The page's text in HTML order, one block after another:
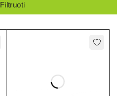
Filtruoti